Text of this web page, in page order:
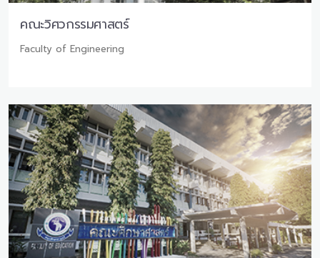
คณะวิศวกรรมศาสตร์
Faculty of Engineering